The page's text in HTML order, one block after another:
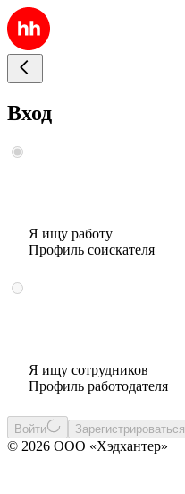
Вход
Я ищу работу
Профиль соискателя
Я ищу сотрудников
Профиль работодателя
Войти Зарегистрироваться
© 2026 ООО «Хэдхантер»